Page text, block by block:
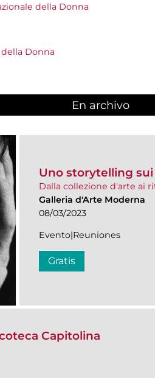
della Donna
della Donna
En archivo
Uno storytelling
Dalla collezione d'arte ai
Galleria d'Arte Moderna
08/03/2023
Evento|Reuniones
Gratis
Capitolina